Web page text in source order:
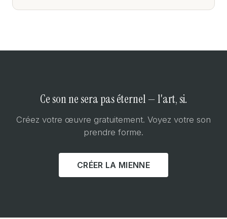
Ce son ne sera pas éternel — l'art, si.
Créez votre œuvre gratuitement. Voyez votre son
prendre forme.
CRÉER LA MIENNE